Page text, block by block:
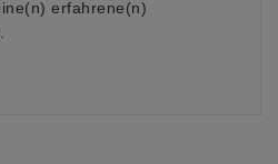
erfahrene(n)